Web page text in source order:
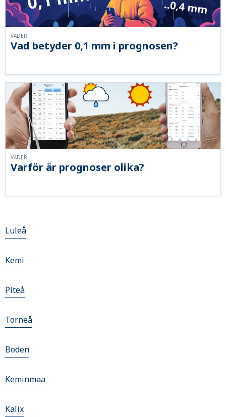
Vad betyder 0,1 mm i prognosen?
VÄDER
Varför är prognoser olika?
VÄDER
Luleå
Kemi
Piteå
Torneå
Boden
Keminmaa
Kalix